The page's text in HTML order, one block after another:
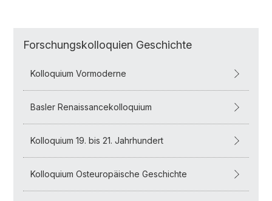
Forschungskolloquien Geschichte
Kolloquium Vormoderne
Basler Renaissancekolloquium
Kolloquium 19. bis 21. Jahrhundert
Kolloquium Osteuropäische Geschichte